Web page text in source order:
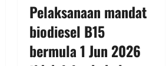
Pelaksanaan mandat
biodiesel B15
bermula 1 Jun 2026